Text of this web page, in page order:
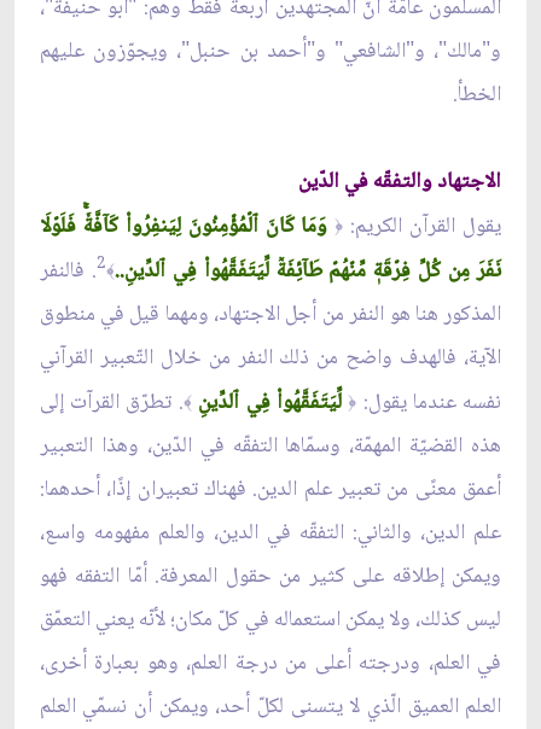
المسلمون عامّة أنّ المجتهدين أربعة فقط وهم: "أبو حنيفة"،
و"مالك"، و"الشافعي" و"أحمد بن حنبل"، ويجوّزون عليهم
الخطأ.
الاجتهاد والتفقّه في الدّين
يقول القرآن الكريم: ﴿ وَمَا كَانَ ٱلۡمُؤۡمِنُونَ لِيَنفِرُواْ كَآفَّةٗۚ فَلَوۡلَا
نَفَرَ مِن كُلِّ فِرۡقَةٖ مِّنۡهُمۡ طَآئِفَةٞ لِّيَتَفَقَّهُواْ فِي ٱلدِّينِ..﴾2. فالنفر
المذكور هنا هو النفر من أجل الاجتهاد، ومهما قيل في منطوق
الآية، فالهدف واضح من ذلك النفر من خلال التّعبير القرآني
نفسه عندما يقول: ﴿ لِّيَتَفَقَّهُواْ فِي ٱلدِّينِ﴾. تطرّق القرآت إلى
هذه القضيّة المهمّة، وسمّاها التفقّه في الدّين، وهذا التعبير
أعمق معنًى من تعبير علم الدين. فهناك تعبيران إذًا، أحدهما:
علم الدين، والثاني: التفقّه في الدين، والعلم مفهومه واسع،
ويمكن إطلاقه على كثير من حقول المعرفة. أمّا التفقه فهو
ليس كذلك، ولا يمكن استعماله في كلّ مكان؛ لأنّه يعني التعمّق
في العلم، ودرجته أعلى من درجة العلم، وهو بعبارة أخرى،
العلم العميق الّذي لا يتسنى لكلّ أحد، ويمكن أن نسمّي العلم